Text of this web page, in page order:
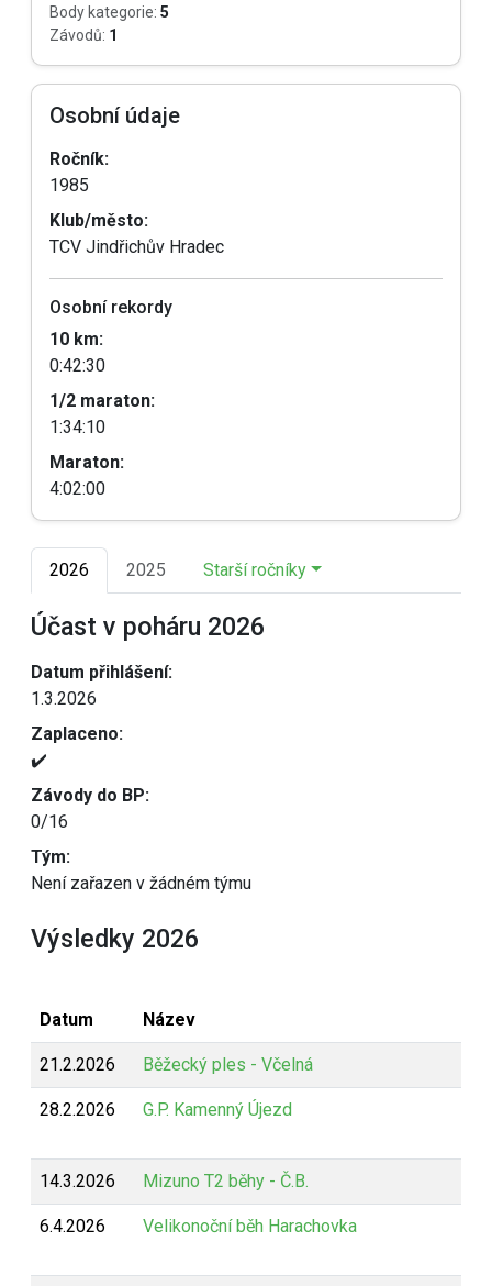
Body kategorie: 5
Závodů: 1
Osobní údaje
Ročník:
1985
Klub/město:
TCV Jindřichův Hradec
Osobní rekordy
10 km:
0:42:30
1/2 maraton:
1:34:10
Maraton:
4:02:00
2026 2025 Starší ročníky
Účast v poháru 2026
Datum přihlášení:
1.3.2026
Zaplaceno:
✔️
Závody do BP:
0/16
Tým:
Není zařazen v žádném týmu
Výsledky 2026
Datum Název
21.2.2026 Běžecký ples - Včelná
28.2.2026 G.P. Kamenný Újezd
14.3.2026 Mizuno T2 běhy - Č.B.
6.4.2026 Velikonoční běh Harachovka